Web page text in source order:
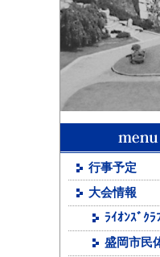
行事予定
大会情報
ﾗｲｵﾝｽﾞｸﾗ
盛岡市民